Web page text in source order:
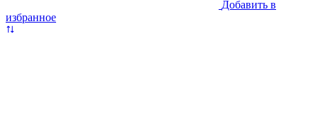
Добавить в
избранное